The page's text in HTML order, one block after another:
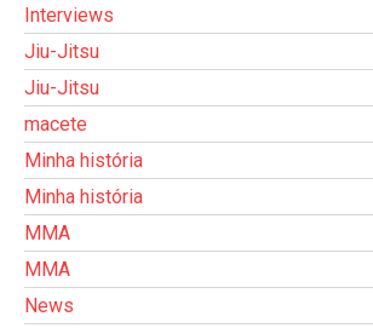
Interviews
Jiu-Jitsu
Jiu-Jitsu
macete
Minha história
Minha história
MMA
MMA
News